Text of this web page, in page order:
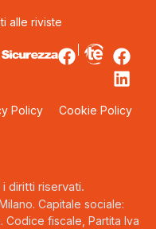
alle riviste
Policy Cookie Policy
diritti riservati.
Capitale sociale:
fiscale, Partita Iva